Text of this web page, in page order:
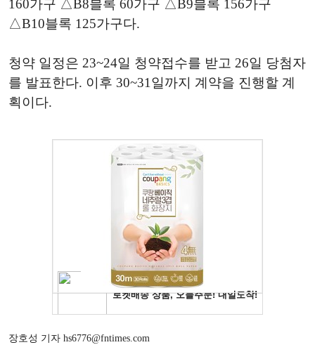
160가구 △B8블록 60가구 △B9블록 156가구
△B10블록 125가구다.
청약 일정은 23~24일 청약접수를 받고 26일 당첨자
를 발표한다. 이후 30~31일까지 계약을 진행할 계
획이다.
장호성 기자 hs6776@fntimes.com